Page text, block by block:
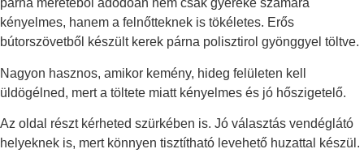
párna méretéből adódóan nem csak gyereke számára
kényelmes, hanem a felnőtteknek is tökéletes. Erős
bútorszövetből készült kerek párna polisztirol gyönggyel töltve.
Nagyon hasznos, amikor kemény, hideg felületen kell
üldögélned, mert a töltete miatt kényelmes és jó hőszigetelő.
Az oldal részt kérheted szürkében is. Jó választás vendéglátó
helyeknek is, mert könnyen tisztítható levehető huzattal készül.